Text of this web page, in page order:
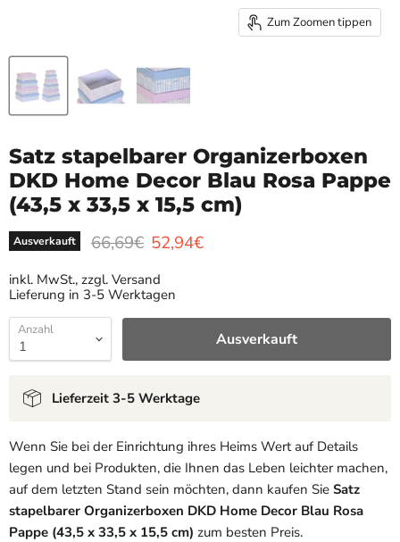
Zum Zoomen tippen
Satz stapelbarer Organizerboxen
DKD Home Decor Blau Rosa Pappe
(43,5 x 33,5 x 15,5 cm)
Ausverkauft Ursprünglicher Preis
66,69€ Aktueller Preis
52,94€
inkl. MwSt., zzgl. Versand
Lieferung in 3-5 Werktagen
Anzahl Ausverkauft
Lieferzeit 3-5 Werktage
Wenn Sie bei der Einrichtung ihres Heims Wert auf Details
legen und bei Produkten, die Ihnen das Leben leichter machen,
auf dem letzten Stand sein möchten, dann kaufen Sie Satz
stapelbarer Organizerboxen DKD Home Decor Blau Rosa
Pappe (43,5 x 33,5 x 15,5 cm) zum besten Preis.